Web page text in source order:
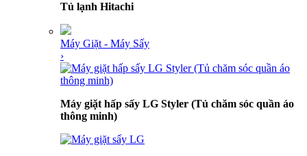
Tủ lạnh Hitachi
Máy Giặt - Máy Sấy
›
Máy giặt hấp sấy LG Styler (Tủ chăm sóc quần áo
thông minh)